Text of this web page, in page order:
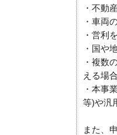
・不動
・車両
・営利
・国や
・複数
える場
・本事
等)や汎
また、